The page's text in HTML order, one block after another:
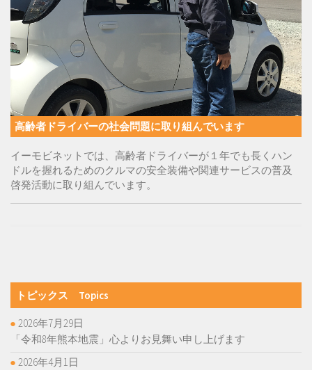
高齢者ドライバーの社会問題に取り組んでいます
イーモビネットでは、高齢者ドライバーが１年でも長くハン
ドルを握れるためのクルマの安全装備や関連サービスの普及
啓発活動に取り組んでいます。
トピックス Topics
「令和8年熊本地震」心よりお見舞い申し上げます
2026年7月29日
2026年4月1日